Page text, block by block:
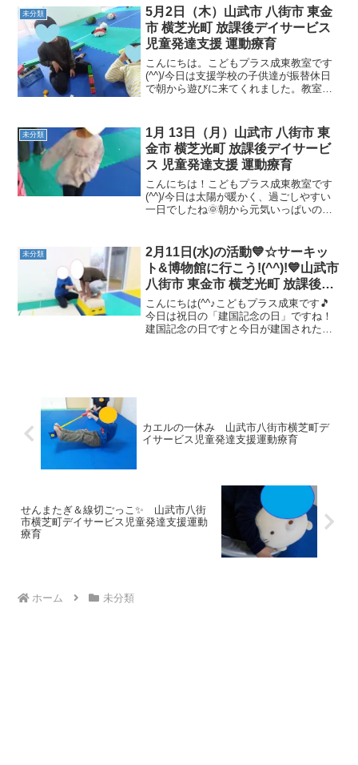
だ！！」「だるまさんが笑った！！」
「だるまさんが寝た！！...
未分類
5月2日（木）山武市 八街市 東金
市 横芝光町 放課後デイサービス
児童発達支援 運動療育
こんにちは。こどもプラス成東教室です
(^^)/今日は支援学校の子供達が振替休日
で朝から遊びに来てくれました。教室の
ケンパ《バランス感覚・跳躍力・空間認
知》ボコボコ道歩き《...
未分類
1月 13日（月）山武市 八街市 東
金市 横芝光町 放課後デイサービ
ス 児童発達支援 運動療育
こんにちは！こどもプラス成東教室です
(^^)/今日は太陽が暖かく、過ごしやすい
一日でしたね🌞朝から元気いっぱいの子
ハチハチゲーム 身体のコントロール
力・状況判断能力・ル...
未分類
2月11日(水)の活動💙☆サーキッ
ト&博物館に行こう!(^^)!💙山武市
八街市 東金市 横芝光町 放課後デ
イサービス 児童発達支援 運動療
育
こんにちは(^^♪こどもプラス成東です🎵
今日は祝日の「建国記念の日」ですね！
建国記念の日ですと今日が建国された日
カエルの一休み 山武市八街市横芝町デ
イサービス児童発達支援運動療育
せんまたぎ＆線切ごっこ✨ 山武市八街
市横芝町デイサービス児童発達支援運動
療育
ホーム 未分類